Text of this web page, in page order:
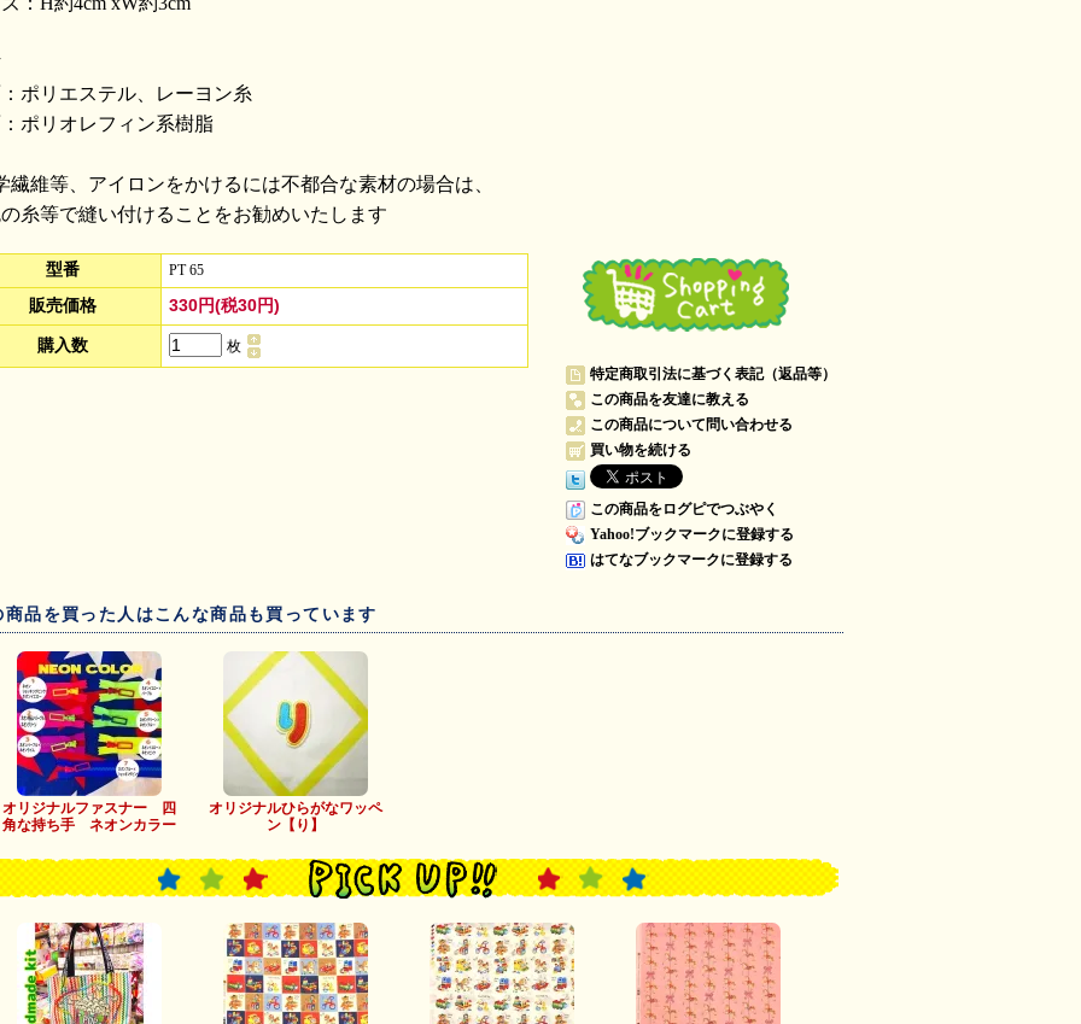
ポリエステル、レーヨン糸
ポリオレフィン系樹脂
繊維等、アイロンをかけるには不都合な素材の場合は、
糸等で縫い付けることをお勧めいたします
型番 PT 65
販売価格 330円(税30円)
購入数
枚
特定商取引法に基づく表記（返品等）
この商品を友達に教える
この商品について問い合わせる
買い物を続ける
この商品をログピでつぶやく
Yahoo!ブックマークに登録する
はてなブックマークに登録する
商品を買った人はこんな商品も買っています
オリジナルファスナー 四
角な持ち手 ネオンカラー
オリジナルひらがなワッペ
ン【り】